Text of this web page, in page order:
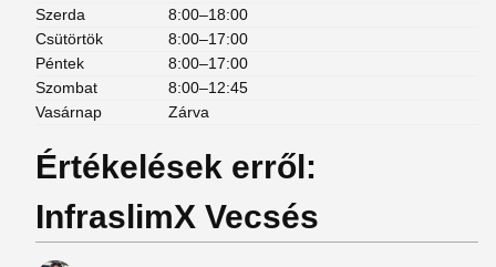
Szerda
8:00–18:00
Csütörtök
8:00–17:00
Péntek
8:00–17:00
Szombat
8:00–12:45
Vasárnap
Zárva
Értékelések erről:
InfraslimX Vecsés